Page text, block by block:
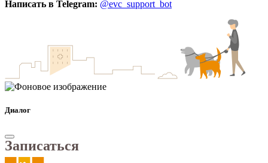
Написать в Telegram: @evc_support_bot
Диалог
Записаться